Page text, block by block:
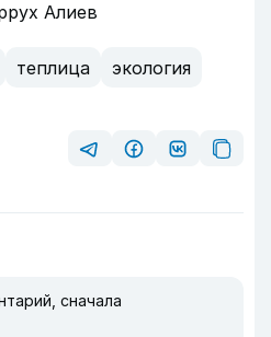
Алиев
теплица
экология
сначала